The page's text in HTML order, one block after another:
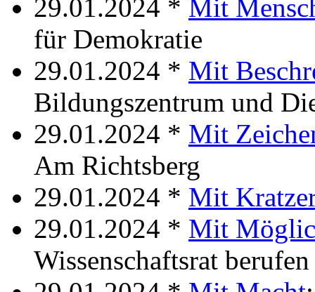
29.01.2024 * Mit
für Demokratie
29.01.2024 * Mit
Bildungszentrum und
29.01.2024 * Mit
Am Richtsberg
29.01.2024 * Mit
29.01.2024 * Mit
Wissenschaftsrat berufen